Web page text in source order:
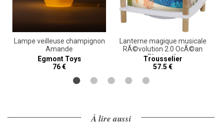
Lampe veilleuse champignon
Amande
Egmont Toys
76 €
Lanterne magique musicale
RÃ©volution 2.0 OcÃ©an
Bluetooth
Trousselier
57.5 €
À lire aussi